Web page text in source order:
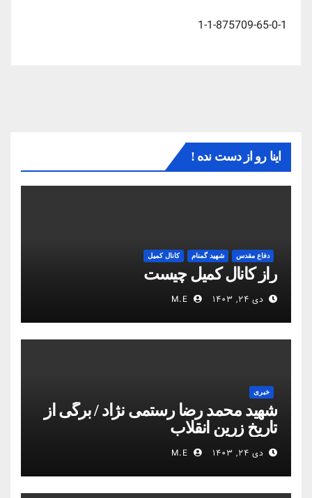
1-1-875709-65-0-1
اینا رو از دست نده !
دفاع مقدس شهید گمنام کانال کمیل
راز کانال کمیل چیست
دی ۲۴, ۱۴۰۳
خبری
شهید محمد رضا رستمی نژاد / برگی از
تاریخ زرین انقلاب
دی ۲۴, ۱۴۰۳